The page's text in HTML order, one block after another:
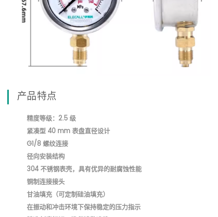
产品特点
精度等级：2.5 级
紧凑型 40 mm 表盘直径设计
G1/8 螺纹连接
径向安装结构
304 不锈钢表壳，具有优异的耐腐蚀性能
铜制连接接头
甘油填充（可定制硅油填充）
在振动和冲击环境下保持稳定的压力指示